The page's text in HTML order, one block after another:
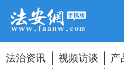
法治资讯 视频访谈 产